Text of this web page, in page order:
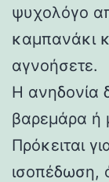
ψυχολόγο
καμπανάκι
αγνοήσετε.
Η ανηδονία
βαρεμάρα ή
Πρόκειται
ισοπέδωση,